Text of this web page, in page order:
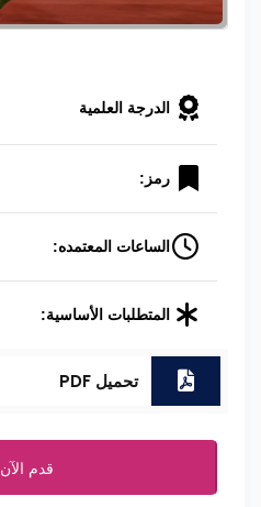
الدرجة العلمية
رمز:
الساعات المعتمده:
المتطلبات الأساسية:
تحميل PDF
قدم الآن